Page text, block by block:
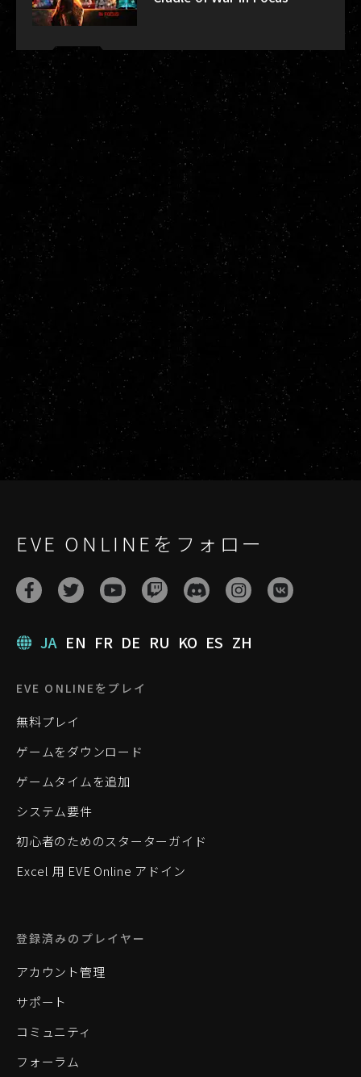
EVE ONLINEをフォロー
JA EN FR DE RU KO ES ZH
EVE ONLINEをプレイ
無料プレイ
ゲームをダウンロード
ゲームタイムを追加
システム要件
初心者のためのスターターガイド
Excel 用 EVE Online アドイン
登録済みのプレイヤー
アカウント管理
サポート
コミュニティ
フォーラム